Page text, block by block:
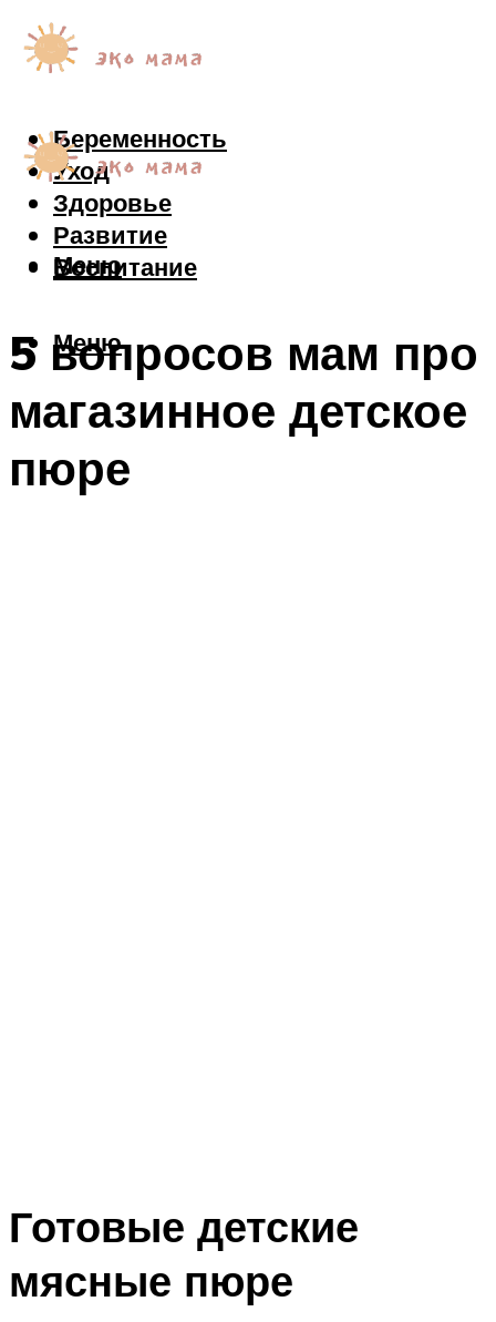
Беременность
Уход
Здоровье
Развитие
Воспитание
Меню
Меню
5 вопросов мам про
магазинное детское
пюре
Готовые детские
мясные пюре